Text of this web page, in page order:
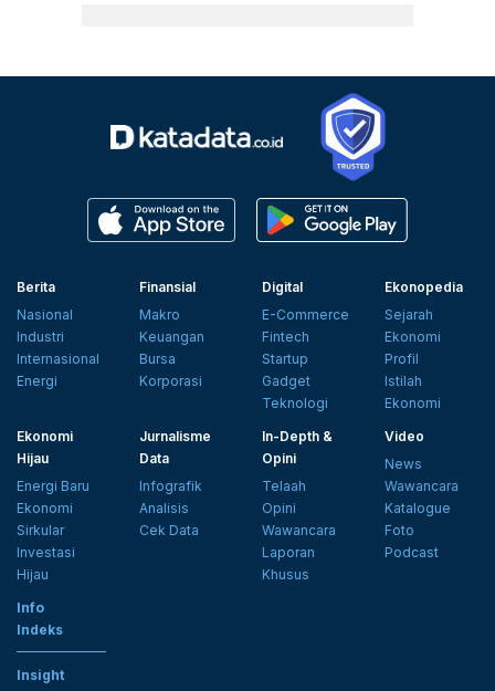
Berita
Nasional
Industri
Internasional
Energi
Finansial
Makro
Keuangan
Bursa
Korporasi
Digital
E-Commerce
Fintech
Startup
Gadget
Teknologi
Ekonopedia
Sejarah
Ekonomi
Profil
Istilah
Ekonomi
Ekonomi
Hijau
Energi Baru
Ekonomi
Sirkular
Investasi
Hijau
Jurnalisme
Data
Infografik
Analisis
Cek Data
In-Depth &
Opini
Telaah
Opini
Wawancara
Laporan
Khusus
Video
News
Wawancara
Katalogue
Foto
Podcast
Info
Indeks
Insight